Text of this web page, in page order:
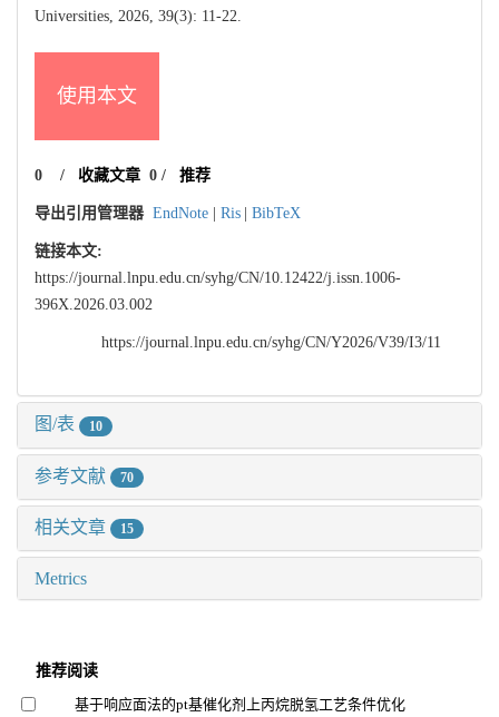
Universities, 2026, 39(3): 11-22.
使用本文
0 / 收藏文章 0/ 推荐
导出引用管理器 EndNote Ris BibTeX
链接本文:
https://journal.lnpu.edu.cn/syhg/CN/10.12422/j.issn.1006-
396X.2026.03.002
https://journal.lnpu.edu.cn/syhg/CN/Y2026/V39/I3/11
图/表 10
参考文献 70
相关文章 15
Metrics
推荐阅读
基于响应面法的pt基催化剂上丙烷脱氢工艺条件优化